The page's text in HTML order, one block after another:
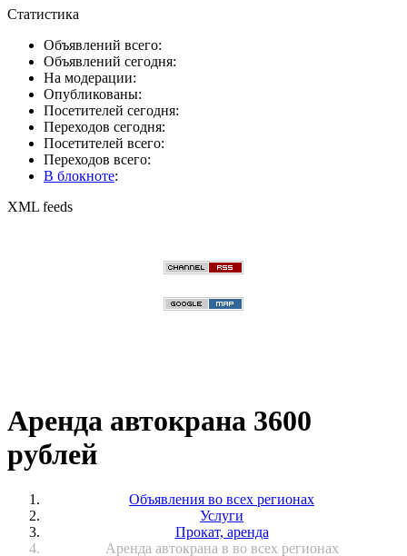
Статистика
Объявлений всего:
Объявлений сегодня:
На модерации:
Опубликованы:
Посетителей сегодня:
Переходов сегодня:
Посетителей всего:
Переходов всего:
В блокноте:
XML feeds
Аренда автокрана 3600
рублей
Объявления во всех регионах
Услуги
Прокат, аренда
Аренда автокрана в во всех регионах